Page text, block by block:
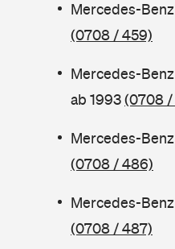
Mercedes-Benz
(0708 / 459)
Mercedes-Benz
ab 1993(0708
Mercedes-Benz
(0708 / 486)
Mercedes-Benz
(0708 / 487)